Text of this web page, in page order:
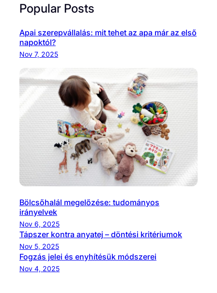
Popular Posts
Apai szerepvállalás: mit tehet az apa már az első
napoktól?
Nov 7, 2025
Bölcsőhalál megelőzése: tudományos
irányelvek
Nov 6, 2025
Tápszer kontra anyatej – döntési kritériumok
Nov 5, 2025
Fogzás jelei és enyhítésük módszerei
Nov 4, 2025